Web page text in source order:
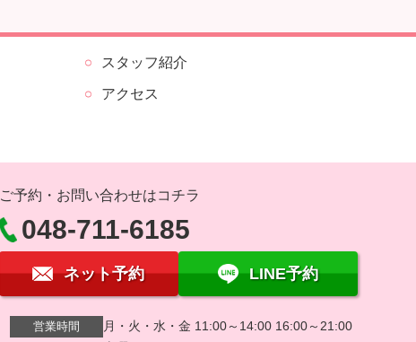
スタッフ紹介
アクセス
ご予約・お問い合わせはコチラ
048-711-6185
ネット予約 LINE予約
営業時間
月・火・水・金 11:00～14:00 16:00～21:00